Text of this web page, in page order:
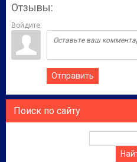
Отзывы:
Войдите:
Отправить
Поиск по сайту